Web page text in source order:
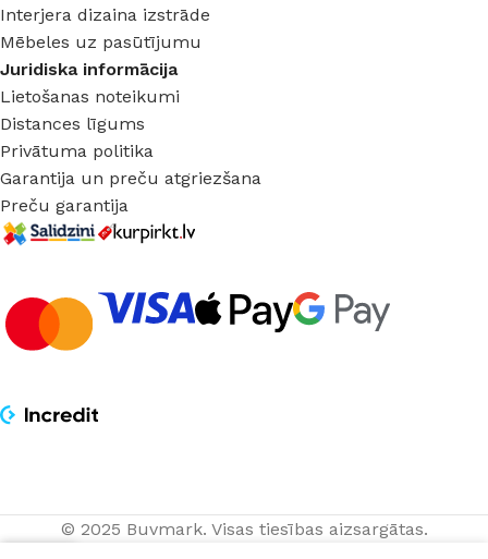
Interjera dizaina izstrāde
Mēbeles uz pasūtījumu
Juridiska informācija
Lietošanas noteikumi
Distances līgums
Privātuma politika
Garantija un preču atgriezšana
Preču garantija
© 2025 Buvmark. Visas tiesības aizsargātas.